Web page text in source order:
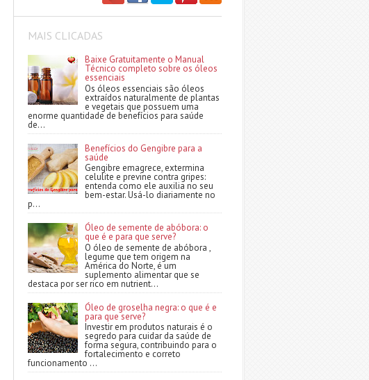
MAIS CLICADAS
Baixe Gratuitamente o Manual
Técnico completo sobre os óleos
essenciais
Os óleos essenciais são óleos
extraídos naturalmente de plantas
e vegetais que possuem uma
enorme quantidade de benefícios para saúde
de...
Benefícios do Gengibre para a
saúde
Gengibre emagrece, extermina
celulite e previne contra gripes:
entenda como ele auxilia no seu
bem-estar. Usá-lo diariamente no
p...
Óleo de semente de abóbora: o
que é e para que serve?
O óleo de semente de abóbora ,
legume que tem origem na
América do Norte, é um
suplemento alimentar que se
destaca por ser rico em nutrient...
Óleo de groselha negra: o que é e
para que serve?
Investir em produtos naturais é o
segredo para cuidar da saúde de
forma segura, contribuindo para o
fortalecimento e correto
funcionamento ...